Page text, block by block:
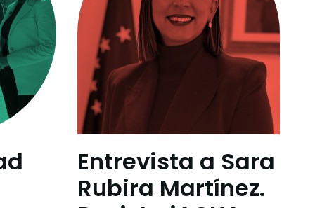
Entrevista a Sara
Rubira Martínez.